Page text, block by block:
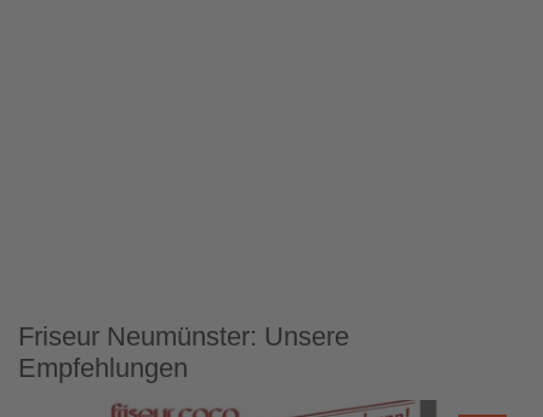
Friseur Neumünster: Unsere
Empfehlungen